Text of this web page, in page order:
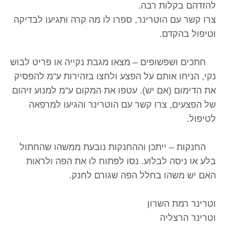
להזדהם בקלות רבה.
צרו קשר עם הוטרינר, ספרו לו מה קרה ותגיעו לבדיקה
וטיפול בהקדם.
חתכים ושפשופים – מצאו מגבת נקייה או פריט לבוש
נקי, הניחו אותם על הפצע ולחצו בזהירות ע"מ להפסיק
את הדימום (אם יש). עטפו את המקום ע"מ למנוע זיהום
של הפצעים, צרו קשר עם הוטרינר והגיעו למרפאה
לטיפול.
החנקות – ייתכן וההחנקות נובעת ממשהו שהחתול
בלע או ניסה לבלוע. נסו לפתוח לו את הפה ולראות
האם יש משהו בחלל הפה שגורם לחנק.
וטרינר רמת השרון
וטרינר הרצליה